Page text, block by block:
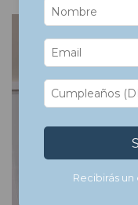
%OFF
Recibirás